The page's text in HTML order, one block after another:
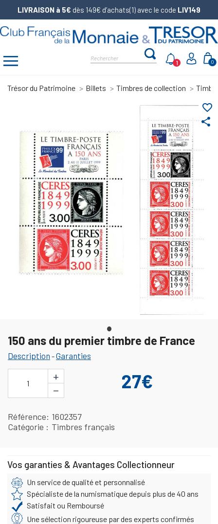
LIVRAISON à 5€ dès 149€ d’achats(1) avec le code LIV149
0
1
Trésor du Patrimoine Billets Timbres de collection
share
favorite_border
150 ans du premier timbre de France
Description -Garanties
1
+
−
27€
Référence 1602357
Catégorie
Timbres français
Vos garanties & Avantages Collectionneur
Un service de qualité et personnalisé
Spécialiste de la numismatique depuis plus de 40 ans
Satisfait ou Remboursé
Une sélection rigoureuse par des experts confirmés